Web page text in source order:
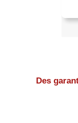
Des